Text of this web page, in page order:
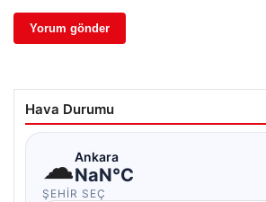
Hava Durumu
☁Ankara
NaN°C
ŞEHIR SEÇ